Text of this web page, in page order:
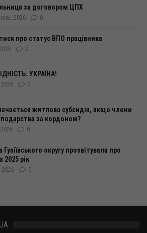
за договором ЦПХ
2026 0
про статус ВПО працівника
0
УКРАЇНА!
0
житлова субсидія, якщо члени
за кордоном?
0
Гузіївського округу прозвітувала про
2025 рік
2026 0